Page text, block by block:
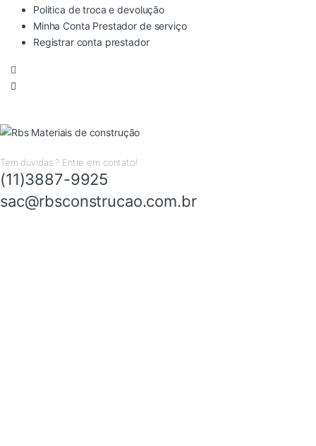
Politica de troca e devolução
Minha Conta Prestador de serviço
Registrar conta prestador
Tem duvidas ? Entre em contato!
(11)3887-9925
sac@rbsconstrucao.com.br